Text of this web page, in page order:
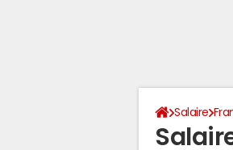
Salaire